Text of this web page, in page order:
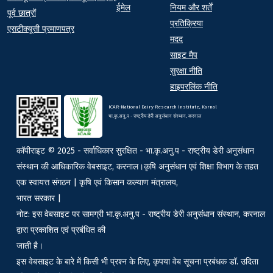
पूर्व छात्रों
एसटीक्यूसी प्रमाणपत्र
ईमेल
नियम और शर्तें
प्रतिक्रिया
मदद
साइट मैप
सुरक्षा नीति
हाइपरलिंक नीति
ICAR-National Dairy Research Institute, Karnal
भा.कृ.अनु.प - राष्ट्रीय डेरी अनुसंधान संस्थान, करनाल
कॉपीराइट © 2025 - सर्वाधिकार सुरक्षित - भा.कृ.अनु.प - राष्ट्रीय डेरी अनुसंधान
संस्थान की आधिकारिक वेबसाइट, करनाल।कृषि अनुसंधान एवं शिक्षा विभाग के तहत
एक स्वायत्त संगठन | कृषि एवं किसान कल्याण मंत्रालय,
भारत सरकार |
नोट: इस वेबसाइट पर सामग्री भा.कृ.अनु.प - राष्ट्रीय डेरी अनुसंधान संस्थान, करनाल
द्वारा प्रकाशित एवं प्रबंधित की
जाती है।
इस वेबसाइट के बारे में किसी भी प्रश्न के लिए, कृपया वेब सूचना प्रबंधक डॉ. उदिता